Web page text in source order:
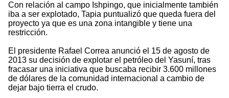
Con relación al campo Ishpingo, que inicialmente también
iba a ser explotado, Tapia puntualizó que queda fuera del
proyecto ya que es una zona intangible y tiene una
restricción.
El presidente Rafael Correa anunció el 15 de agosto de
2013 su decisión de explotar el petróleo del Yasuní, tras
fracasar una iniciativa que buscaba recibir 3.600 millones
de dólares de la comunidad internacional a cambio de
dejar bajo tierra el crudo.